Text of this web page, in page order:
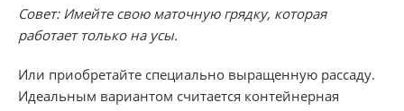
Совет: Имейте свою маточную грядку, которая
работает только на усы.
Или приобретайте специально выращенную рассаду.
Идеальным вариантом считается контейнерная